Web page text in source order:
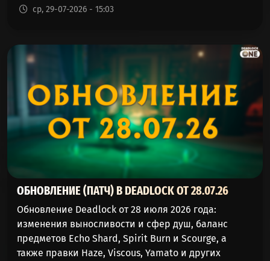
ср, 29-07-2026 - 15:03
ОБНОВЛЕНИЕ (ПАТЧ) В DEADLOCK ОТ 28.07.26
Обновление Deadlock от 28 июля 2026 года:
изменения выносливости и сфер душ, баланс
предметов Echo Shard, Spirit Burn и Scourge, а
также правки Haze, Viscous, Yamato и других